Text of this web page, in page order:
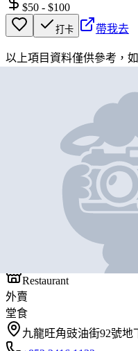
$50 - $100
打卡 帶我去
以上項目資料僅供參考，
台食館
Restaurant
外賣
堂食
九龍旺角豉油街92號地